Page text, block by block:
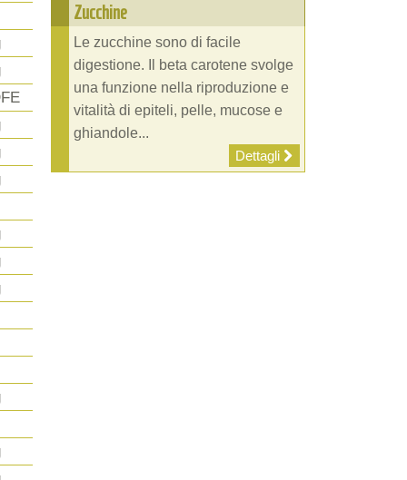
Zucchine
Le zucchine sono di facile
digestione. Il beta carotene svolge
una funzione nella riproduzione e
vitalità di epiteli, pelle, mucose e
ghiandole...
Dettagli